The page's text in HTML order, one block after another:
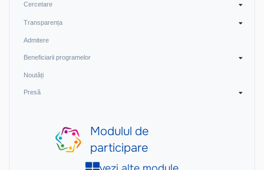
Cercetare
Transparența
Admitere
Beneficiarii programelor
Noutăți
Presă